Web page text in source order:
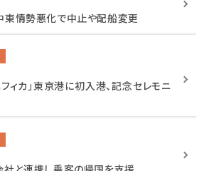
東情勢悪化で中止や配船変更
ィカ」東京港に初入港、記念セレモニ